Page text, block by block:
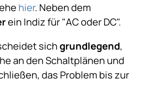
hier. Neben dem
ein Indiz für "AC oder DC".
sichgrundlegend,
an den Schaltplänen und
das Problem bis zur